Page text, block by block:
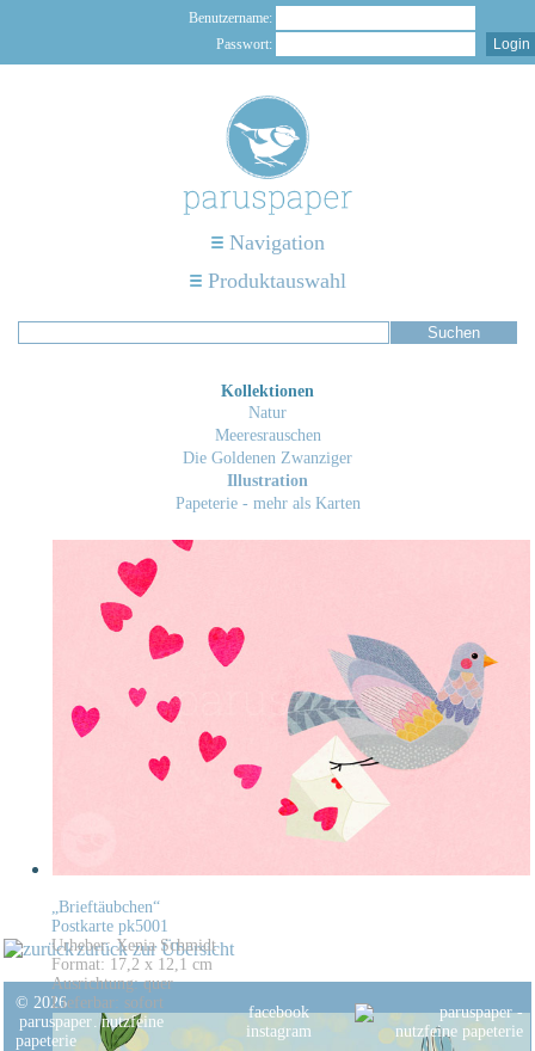
Benutzername:
Passwort:
Navigation
Produktauswahl
Kollektionen
Natur
Meeresrauschen
Die Goldenen Zwanziger
Illustration
Papeterie - mehr als Karten
„Brieftäubchen“
Postkarte pk5001
Urheber: Xenia Schmidt
Format: 17,2 x 12,1 cm
Ausrichtung: quer
Lieferbar: sofort
zurück zur Übersicht
© 2026
paruspaper. nutzfeine
papeterie
facebook
instagram